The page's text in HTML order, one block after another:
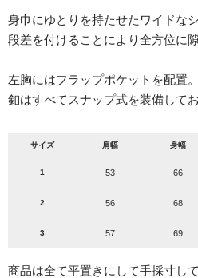
身巾にゆとりを持たせたワイドな
段差を付けることにより全方位に
左胸にはフラップポケットを配置
釦はすべてスナップ式を装備してお
サイズ 肩幅 身幅
1 53 66
2 56 68
3 57 69
商品は全て平置きにして手採寸し